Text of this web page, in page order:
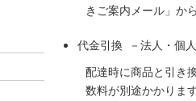
きご案内メール」か
代金引換 －法人・個
配達時に商品と引き
数料が別途かかりま